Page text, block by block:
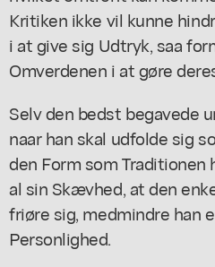
Kritiken ikke vil kunne
i at give sig Udtryk, saa
Omverdenen i at gøre
Selv den bedst begavede
naar han skal udfolde sig
den Form som
al sin Skævhed, at den
friøre sig, medmindre han
Personlighed.